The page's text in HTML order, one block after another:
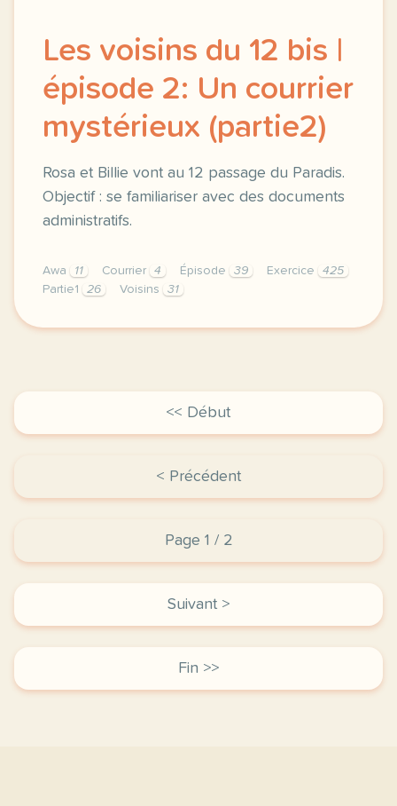
Les voisins du 12 bis |
épisode 2: Un courrier
mystérieux (partie2)
Rosa et Billie vont au 12 passage du Paradis.
Objectif : se familiariser avec des documents
administratifs.
Awa 11 Courrier 4 Épisode 39 Exercice
425
Partie1
26 Voisins 31
exercice a1 les voisins du 12 bis episode 2 un
<< Début
< Précédent
Page 1 / 2
Suivant >
Fin >>